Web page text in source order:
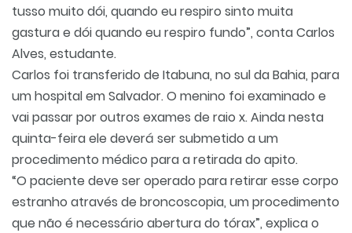
tusso muito dói, quando eu respiro sinto muita
gastura e dói quando eu respiro fundo”, conta Carlos
Alves, estudante.
Carlos foi transferido de Itabuna, no sul da Bahia, para
um hospital em Salvador. O menino foi examinado e
vai passar por outros exames de raio x. Ainda nesta
quinta-feira ele deverá ser submetido a um
procedimento médico para a retirada do apito.
“O paciente deve ser operado para retirar esse corpo
estranho através de broncoscopia, um procedimento
que não é necessário abertura do tórax”, explica o